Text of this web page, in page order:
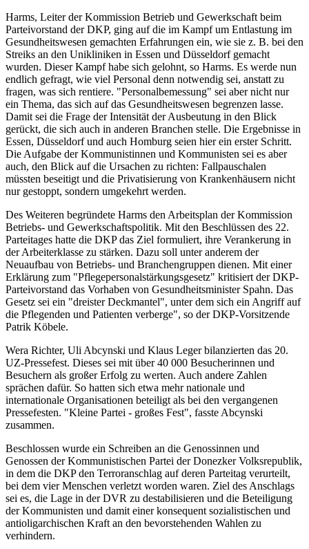
Harms, Leiter der Kommission Betrieb und Gewerkschaft beim
Parteivorstand der DKP, ging auf die im Kampf um Entlastung im
Gesundheitswesen gemachten Erfahrungen ein, wie sie z. B. bei den
Streiks an den Unikliniken in Essen und Düsseldorf gemacht
wurden. Dieser Kampf habe sich gelohnt, so Harms. Es werde nun
endlich gefragt, wie viel Personal denn notwendig sei, anstatt zu
fragen, was sich rentiere. "Personalbemessung" sei aber nicht nur
ein Thema, das sich auf das Gesundheitswesen begrenzen lasse.
Damit sei die Frage der Intensität der Ausbeutung in den Blick
gerückt, die sich auch in anderen Branchen stelle. Die Ergebnisse in
Essen, Düsseldorf und auch Homburg seien hier ein erster Schritt.
Die Aufgabe der Kommunistinnen und Kommunisten sei es aber
auch, den Blick auf die Ursachen zu richten: Fallpauschalen
müssten beseitigt und die Privatisierung von Krankenhäusern nicht
nur gestoppt, sondern umgekehrt werden.
Des Weiteren begründete Harms den Arbeitsplan der Kommission
Betriebs- und Gewerkschaftspolitik. Mit den Beschlüssen des 22.
Parteitages hatte die DKP das Ziel formuliert, ihre Verankerung in
der Arbeiterklasse zu stärken. Dazu soll unter anderem der
Neuaufbau von Betriebs- und Branchengruppen dienen. Mit einer
Erklärung zum "Pflegepersonalstärkungsgesetz" kritisiert der DKP-
Parteivorstand das Vorhaben von Gesundheitsminister Spahn. Das
Gesetz sei ein "dreister Deckmantel", unter dem sich ein Angriff auf
die Pflegenden und Patienten verberge", so der DKP-Vorsitzende
Patrik Köbele.
Wera Richter, Uli Abcynski und Klaus Leger bilanzierten das 20.
UZ-Pressefest. Dieses sei mit über 40 000 Besucherinnen und
Besuchern als großer Erfolg zu werten. Auch andere Zahlen
sprächen dafür. So hatten sich etwa mehr nationale und
internationale Organisationen beteiligt als bei den vergangenen
Pressefesten. "Kleine Partei - großes Fest", fasste Abcynski
zusammen.
Beschlossen wurde ein Schreiben an die Genossinnen und
Genossen der Kommunistischen Partei der Donezker Volksrepublik,
in dem die DKP den Terroranschlag auf deren Parteitag verurteilt,
bei dem vier Menschen verletzt worden waren. Ziel des Anschlags
sei es, die Lage in der DVR zu destabilisieren und die Beteiligung
der Kommunisten und damit einer konsequent sozialistischen und
antioligarchischen Kraft an den bevorstehenden Wahlen zu
verhindern.